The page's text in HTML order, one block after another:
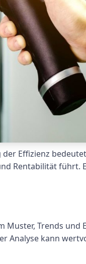
Effizienz
Rentabilität führt.
Muster, Trends
Analyse kann